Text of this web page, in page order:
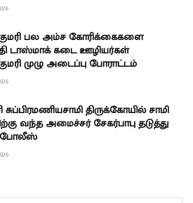
பல அம்ச கோரிக்கைகளை
டாஸ்மாக் கடை ஊழியர்கள்
முழு அடைப்பு போராட்டம்
சுப்பிரமணியசாமி திருக்கோயில் சாமி
வந்த அமைச்சர் சேகர்பாபு தடுத்து
போலீஸ்